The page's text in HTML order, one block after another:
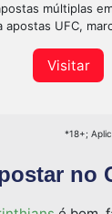
múltiplas
apostas UFC,
Visitar
*18+;
no